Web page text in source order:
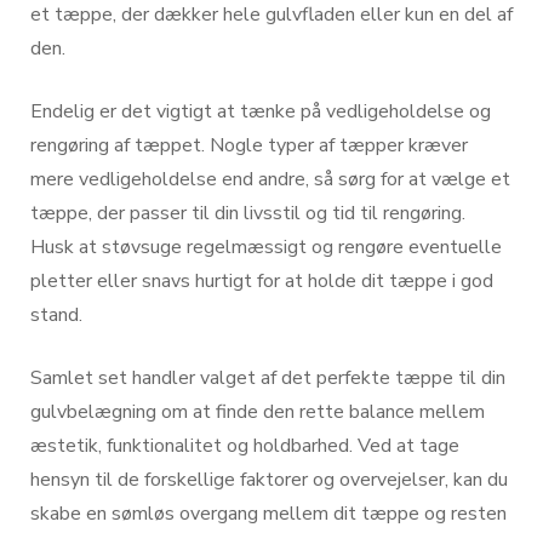
et tæppe, der dækker hele gulvfladen eller kun en del af
den.
Endelig er det vigtigt at tænke på vedligeholdelse og
rengøring af tæppet. Nogle typer af tæpper kræver
mere vedligeholdelse end andre, så sørg for at vælge et
tæppe, der passer til din livsstil og tid til rengøring.
Husk at støvsuge regelmæssigt og rengøre eventuelle
pletter eller snavs hurtigt for at holde dit tæppe i god
stand.
Samlet set handler valget af det perfekte tæppe til din
gulvbelægning om at finde den rette balance mellem
æstetik, funktionalitet og holdbarhed. Ved at tage
hensyn til de forskellige faktorer og overvejelser, kan du
skabe en sømløs overgang mellem dit tæppe og resten